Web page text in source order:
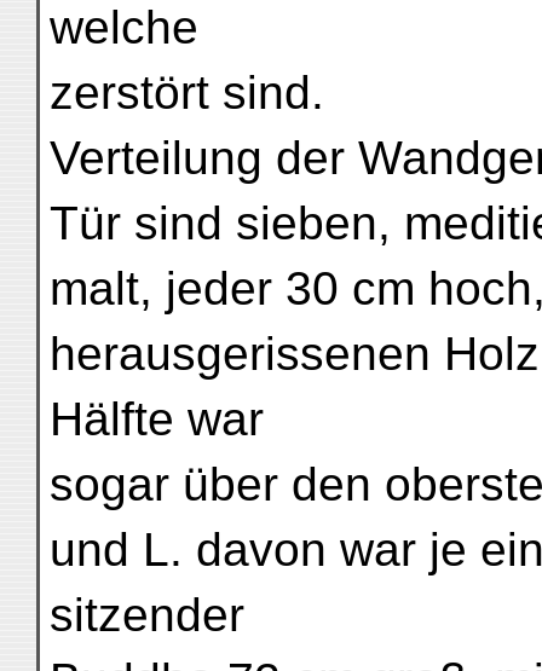
welche
zerstört sind.
Verteilung der
Tür sind sieben,
malt, jeder 30 cm
herausgerissenen
Hälfte war
sogar über den
und L. davon war je
sitzender